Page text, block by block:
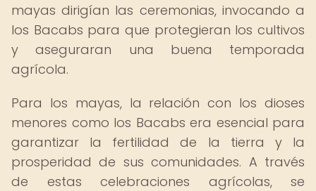
mayas dirigían las ceremonias, invocando a
los Bacabs para que protegieran los cultivos
y aseguraran una buena temporada
agrícola.
Para los mayas, la relación con los dioses
menores como los Bacabs era esencial para
garantizar la fertilidad de la tierra y la
prosperidad de sus comunidades. A través
de estas celebraciones agrícolas, se